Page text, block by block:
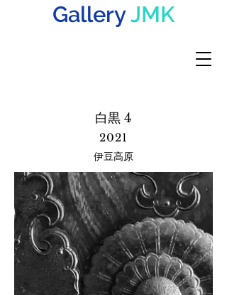
GalleryJMK
白黒 4
2021
​伊豆高原